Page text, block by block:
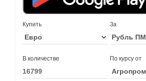
Купить За
В количестве По курсу от